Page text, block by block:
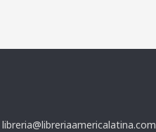
libreria@libreriaamericalatina.com